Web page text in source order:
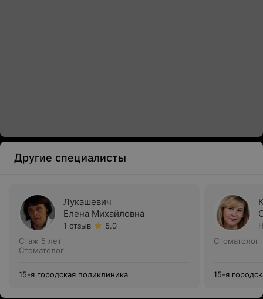
Другие специалисты
Лукашевич
Елена Михайловна
1 отзыв
5.0
Стаж 5 лет
Стоматолог
15-я городская поликлиника
Стоматолог
15-я